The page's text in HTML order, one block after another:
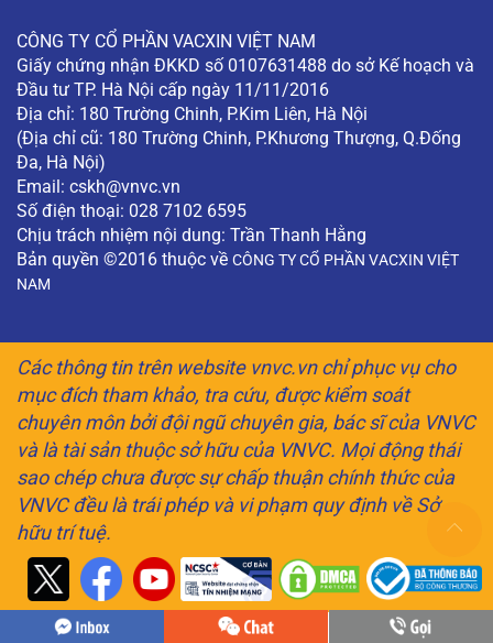
CÔNG TY CỔ PHẦN VACXIN VIỆT NAM
Giấy chứng nhận ĐKKD số 0107631488 do sở Kế hoạch và
Đầu tư TP. Hà Nội cấp ngày 11/11/2016
Địa chỉ: 180 Trường Chinh, P.Kim Liên, Hà Nội
(Địa chỉ cũ: 180 Trường Chinh, P.Khương Thượng, Q.Đống
Đa, Hà Nội)
Email: cskh@vnvc.vn
Số điện thoại: 028 7102 6595
Chịu trách nhiệm nội dung: Trần Thanh Hằng
Bản quyền ©2016 thuộc về CÔNG TY CỔ PHẦN VACXIN VIỆT
NAM
Các thông tin trên website vnvc.vn chỉ phục vụ cho
mục đích tham khảo, tra cứu, được kiểm soát
chuyên môn bởi đội ngũ chuyên gia, bác sĩ của VNVC
và là tài sản thuộc sở hữu của VNVC. Mọi động thái
sao chép chưa được sự chấp thuận chính thức của
VNVC đều là trái phép và vi phạm quy định về Sở
hữu trí tuệ.